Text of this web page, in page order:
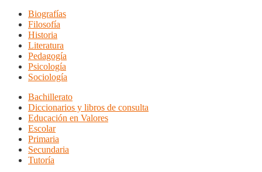
Biografías
Filosofía
Historia
Literatura
Pedagogía
Psicología
Sociología
Bachillerato
Diccionarios y libros de consulta
Educación en Valores
Escolar
Primaria
Secundaria
Tutoría